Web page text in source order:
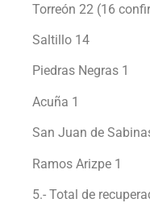
Torreón 22 (16
Saltillo 14
Piedras Negras 1
Acuña 1
San Juan de
Ramos Arizpe 1
5.- Total de